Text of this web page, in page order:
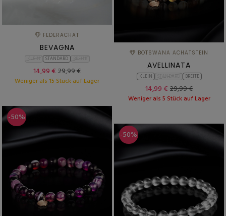
FEDERACHAT
BEVAGNA
STANDARD
14,99 € 29,99 €
Weniger als 15 Stück auf Lager
BOTSWANA ACHATSTEIN
AVELLINATA
KLEIN BREITE
14,99 € 29,99 €
Weniger als 5 Stück auf Lager
-50%
-50%